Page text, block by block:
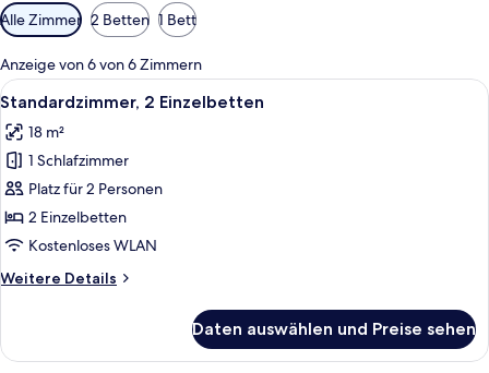
Verfügbare
Filter
für
Zimmer
Alle Zimmer 2 Betten 1 Bett
Anzeige von 6 von 6 Zimmern
Alle
Fotos
für
Standardzimmer,
2 Einzelbetten
anzeigen
Ein modernes Hotelzimmer mit
4
Standardzimmer, 2 Einzelbetten
18 m²
1 Schlafzimmer
Platz für 2 Personen
2 Einzelbetten
Kostenloses WLAN
Weitere Details
Weitere
2 Einzelbetten
Daten auswählen und Preise sehen